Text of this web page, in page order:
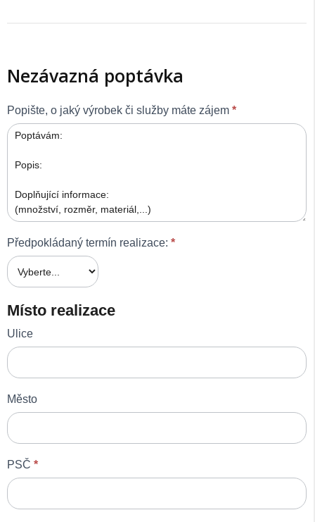
Nezávazná poptávka
Obecná
poptávka
Popište, o jaký výrobek či služby máte zájem *
Předpokládaný termín realizace: *
Místo realizace
Ulice
Město
PSČ *